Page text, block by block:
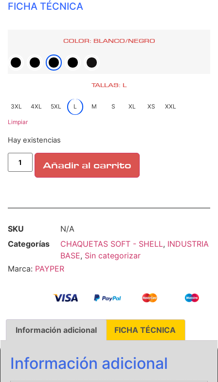
FICHA TÉCNICA
COLOR: BLANCO/NEGRO
TALLAS: L
3XL 4XL 5XL L M S XL XS XXL
Limpiar
Hay existencias
Añadir al carrito
SKU
N/A
Categorías
CHAQUETAS SOFT - SHELL, INDUSTRIA
BASE, Sin categorizar
Marca: PAYPER
Información adicional FICHA TÉCNICA
Información adicional